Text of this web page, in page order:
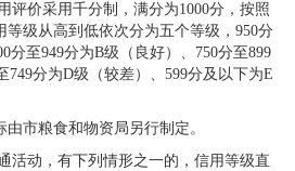
价采用千分制，满分为1000分，按照
级从高到低依次分为五个等级，950分
分至949分为B级（良好）、750分至899
749分为D级（较差）、599分及以下为E
市粮食和物资局另行制定。
动，有下列情形之一的，信用等级直